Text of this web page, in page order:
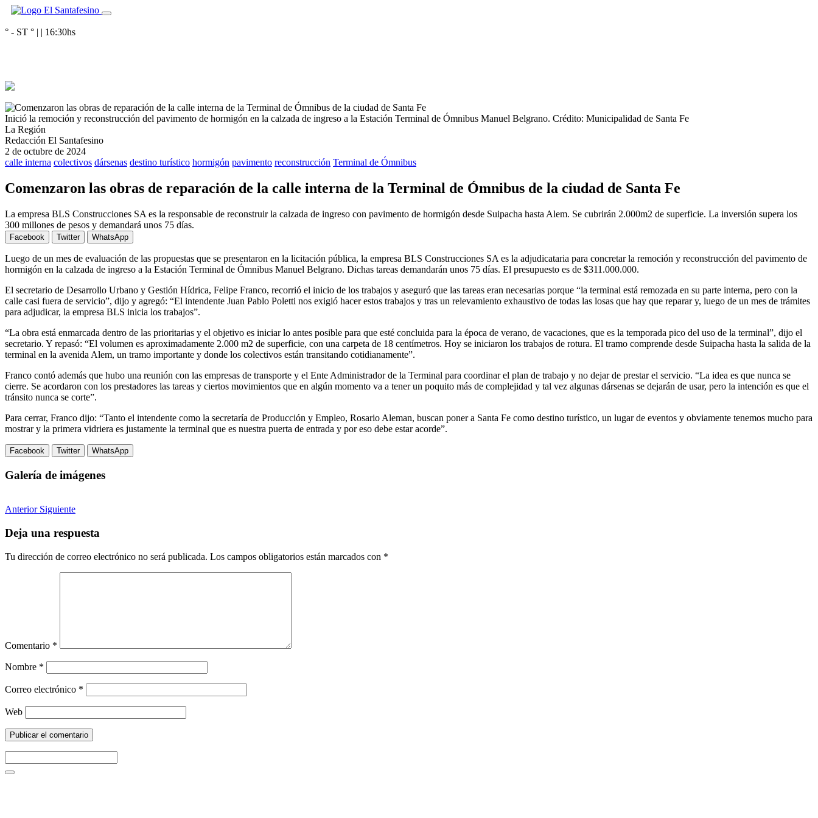
° - ST ° | | 16:30hs
Inició la remoción y reconstrucción del pavimento de hormigón en la calzada de ingreso a la Estación Terminal de Ómnibus Manuel Belgrano. Crédito: Municipalidad de Santa Fe
La Región
Redacción El Santafesino
2 de octubre de 2024
calle interna colectivos dársenas destino turístico hormigón pavimento reconstrucción Terminal de Ómnibus
Comenzaron las obras de reparación de la calle interna de la Terminal de Ómnibus de la ciudad de Santa Fe
La empresa BLS Construcciones SA es la responsable de reconstruir la calzada de ingreso con pavimento de hormigón desde Suipacha hasta Alem. Se cubrirán 2.000m2 de superficie. La inversión supera los
300 millones de pesos y demandará unos 75 días.
Facebook Twitter WhatsApp
Luego de un mes de evaluación de las propuestas que se presentaron en la licitación pública, la empresa BLS Construcciones SA es la adjudicataria para concretar la remoción y reconstrucción del pavimento de
hormigón en la calzada de ingreso a la Estación Terminal de Ómnibus Manuel Belgrano. Dichas tareas demandarán unos 75 días. El presupuesto es de $311.000.000.
El secretario de Desarrollo Urbano y Gestión Hídrica, Felipe Franco, recorrió el inicio de los trabajos y aseguró que las tareas eran necesarias porque “la terminal está remozada en su parte interna, pero con la
calle casi fuera de servicio”, dijo y agregó: “El intendente Juan Pablo Poletti nos exigió hacer estos trabajos y tras un relevamiento exhaustivo de todas las losas que hay que reparar y, luego de un mes de trámites
para adjudicar, la empresa BLS inicia los trabajos”.
“La obra está enmarcada dentro de las prioritarias y el objetivo es iniciar lo antes posible para que esté concluida para la época de verano, de vacaciones, que es la temporada pico del uso de la terminal”, dijo el
secretario. Y repasó: “El volumen es aproximadamente 2.000 m2 de superficie, con una carpeta de 18 centímetros. Hoy se iniciaron los trabajos de rotura. El tramo comprende desde Suipacha hasta la salida de la
terminal en la avenida Alem, un tramo importante y donde los colectivos están transitando cotidianamente”.
Franco contó además que hubo una reunión con las empresas de transporte y el Ente Administrador de la Terminal para coordinar el plan de trabajo y no dejar de prestar el servicio. “La idea es que nunca se
cierre. Se acordaron con los prestadores las tareas y ciertos movimientos que en algún momento va a tener un poquito más de complejidad y tal vez algunas dársenas se dejarán de usar, pero la intención es que el
tránsito nunca se corte”.
Para cerrar, Franco dijo: “Tanto el intendente como la secretaría de Producción y Empleo, Rosario Aleman, buscan poner a Santa Fe como destino turístico, un lugar de eventos y obviamente tenemos mucho para
mostrar y la primera vidriera es justamente la terminal que es nuestra puerta de entrada y por eso debe estar acorde”.
Facebook Twitter WhatsApp
Galería de imágenes
Anterior Siguiente
Deja una respuesta
Tu dirección de correo electrónico no será publicada. Los campos obligatorios están marcados con *
Comentario *
Nombre *
Correo electrónico *
Web